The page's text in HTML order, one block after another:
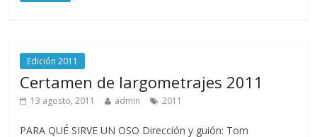
Edición 2011
Certamen de largometrajes 2011
13 agosto, 2011 admin 2011
PARA QUÉ SIRVE UN OSO Dirección y guión: Tom